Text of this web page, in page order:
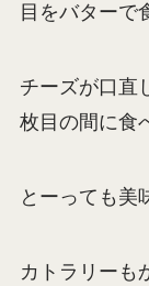
目をバターで
チーズが口直
枚目の間に食
とーっても美
カトラリーも